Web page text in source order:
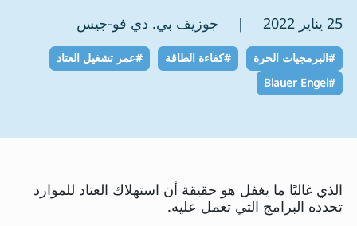
25 يناير 2022 | جوزيف بي. دي فو-جيس
#البرمجيات الحرة #كفاءة الطاقة
#عمر تشغيل العتاد
#Blauer Engel
الذي غالبًا ما يغفل هو حقيقة أن استهلاك العتاد للموارد
تحدده البرامج التي تعمل عليه.